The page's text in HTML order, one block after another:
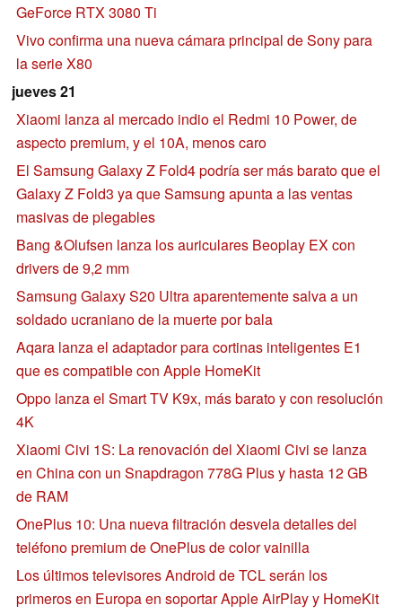
GeForce RTX 3080 Ti
Vivo confirma una nueva cámara principal de Sony para
la serie X80
jueves 21
Xiaomi lanza al mercado indio el Redmi 10 Power, de
aspecto premium, y el 10A, menos caro
El Samsung Galaxy Z Fold4 podría ser más barato que el
Galaxy Z Fold3 ya que Samsung apunta a las ventas
masivas de plegables
Bang &Olufsen lanza los auriculares Beoplay EX con
drivers de 9,2 mm
Samsung Galaxy S20 Ultra aparentemente salva a un
soldado ucraniano de la muerte por bala
Aqara lanza el adaptador para cortinas inteligentes E1
que es compatible con Apple HomeKit
Oppo lanza el Smart TV K9x, más barato y con resolución
4K
Xiaomi Civi 1S: La renovación del Xiaomi Civi se lanza
en China con un Snapdragon 778G Plus y hasta 12 GB
de RAM
OnePlus 10: Una nueva filtración desvela detalles del
teléfono premium de OnePlus de color vainilla
Los últimos televisores Android de TCL serán los
primeros en Europa en soportar Apple AirPlay y HomeKit